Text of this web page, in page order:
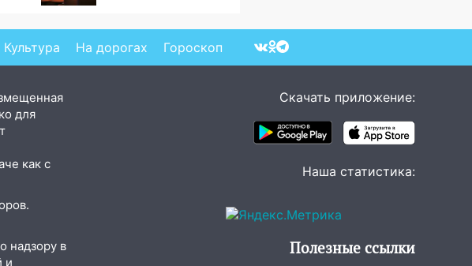
Культура На дорогах Гороскоп
для
как с
надзору в
и
Скачать приложение:
Наша статистика:
Полезные ссылки